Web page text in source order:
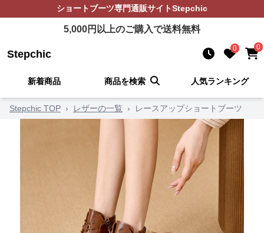
ショートブーツ専門通販サイトStepchic
5,000円以上のご購入で送料無料
Stepchic 0 0
新着商品 商品を検索 人気ランキング
Stepchic TOP › レザーの一覧 › レースアップショートブーツ